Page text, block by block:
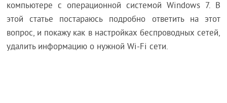
компьютере с операционной системой Windows 7. В
этой статье постараюсь подробно ответить на этот
вопрос, и покажу как в настройках беспроводных сетей,
удалить информацию о нужной Wi-Fi сети.